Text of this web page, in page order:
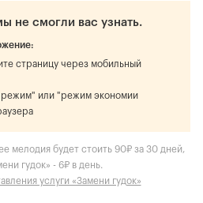
не смогли вас узнать.
страницу через мобильный
или "режим экономии
мелодия будет стоить 90₽ за 30 дней,
гудок» - 6₽ в день.
услуги «Замени гудок»